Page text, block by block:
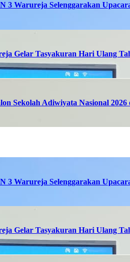
3 Warureja Selenggarakan
Gelar Tasyakuran Hari Ulang
Sekolah Adiwiyata Nasional
3 Warureja Selenggarakan
Gelar Tasyakuran Hari Ulang